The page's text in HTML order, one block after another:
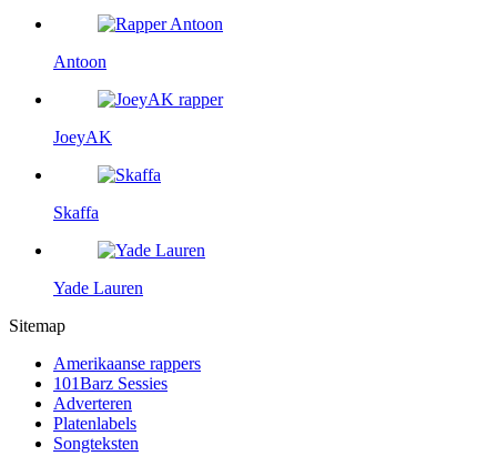
Antoon
JoeyAK
Skaffa
Yade Lauren
Sitemap
Amerikaanse rappers
101Barz Sessies
Adverteren
Platenlabels
Songteksten